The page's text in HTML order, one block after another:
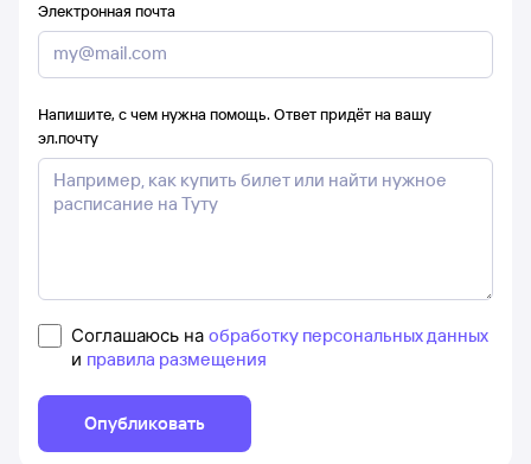
Электронная почта
Напишите, с чем нужна помощь. Ответ придёт на вашу
эл.почту
Соглашаюсь на обработку персональных данных
и правила размещения
Опубликовать